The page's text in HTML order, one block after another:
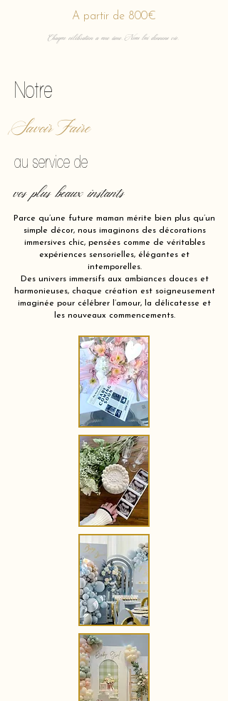
A partir de 800€
Chaque célébration a une âme. Nous lui donnons vie.
Notre
Savoir Faire
au service de
vos plus beaux instants
Parce qu’une future maman mérite bien plus qu’un
simple décor, nous imaginons des décorations
immersives chic, pensées comme de véritables
expériences sensorielles, élégantes et
intemporelles.
Des univers immersifs aux ambiances douces et
harmonieuses, chaque création est soigneusement
imaginée pour célébrer l’amour, la délicatesse et
les nouveaux commencements.